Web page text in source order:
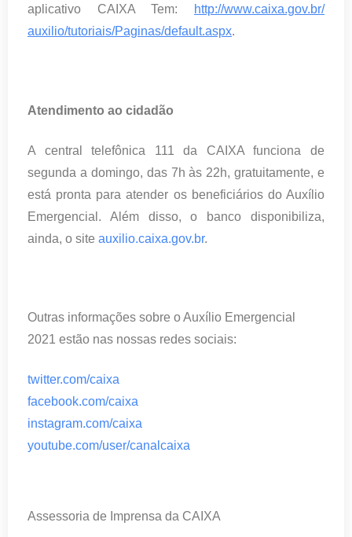
aplicativo CAIXA Tem:
http://www.caixa.gov.br/
auxilio/tutoriais/Paginas/default.aspx.
Atendimento ao cidadão
A central telefônica 111 da CAIXA funciona de
segunda a domingo, das 7h às 22h, gratuitamente, e
está pronta para atender os beneficiários do Auxílio
Emergencial. Além disso, o banco disponibiliza,
ainda, o site auxilio.caixa.gov.br.
Outras informações sobre o Auxílio Emergencial
2021 estão nas nossas redes sociais:
twitter.com/caixa
facebook.com/caixa
instagram.com/caixa
youtube.com/user/canalcaixa
Assessoria de Imprensa da CAIXA